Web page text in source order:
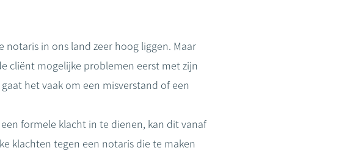
in ons land zeer hoog liggen. Maar
cliënt mogelijke problemen eerst met zijn
het vaak om een misverstand of een
formele klacht in te dienen, kan dit vanaf
klachten tegen een notaris die te maken